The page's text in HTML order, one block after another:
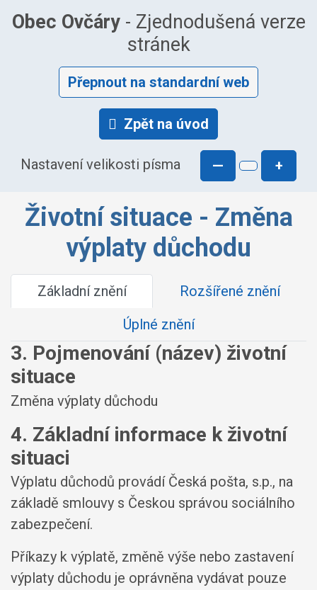
Obec Ovčáry- Zjednodušená verze
stránek
Přepnout na standardní web
Zpět na úvod
Nastavení velikosti písma — +
Životní situace - Změna
výplaty důchodu
Základní znění
Rozšířené znění
Úplné znění
3. Pojmenování (název) životní
situace
Změna výplaty důchodu
4. Základní informace k životní
situaci
Výplatu důchodů provádí Česká pošta, s.p., na
základě smlouvy s Českou správou sociálního
zabezpečení.
Příkazy k výplatě, změně výše nebo zastavení
výplaty důchodu je oprávněna vydávat pouze